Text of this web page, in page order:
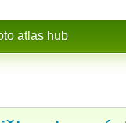
atlas hub